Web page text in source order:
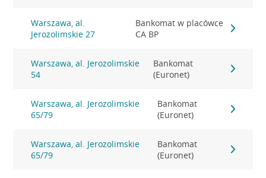
Warszawa, al.
Jerozolimskie 27
Bankomat w placówce
CA BP
Warszawa, al. Jerozolimskie
54
Bankomat
(Euronet)
Warszawa, al. Jerozolimskie
65/79
Bankomat
(Euronet)
Warszawa, al. Jerozolimskie
65/79
Bankomat
(Euronet)